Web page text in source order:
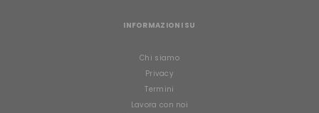
INFORMAZIONI SU
Chi siamo
Privacy
Termini
Lavora con noi